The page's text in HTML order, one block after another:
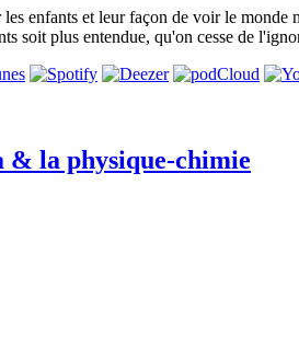
enfants et leur façon de voir le
soit plus entendue, qu'on cesse de
& la physique-chimie